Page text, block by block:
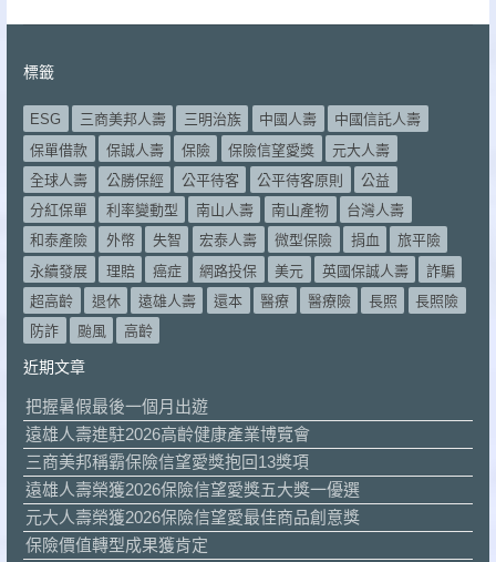
標籤
ESG 三商美邦人壽 三明治族 中國人壽
中國信託人壽
保單借款
保誠人壽 保險 保險信望愛獎
元大人壽
全球人壽
公勝保經 公平待客 公平待客原則
公益
分紅保單
利率變動型 南山人壽 南山產物
台灣人壽
和泰產險
外幣 失智 宏泰人壽 微型保險 捐血
旅平險
永續發展
理賠 癌症 網路投保 美元 英國保誠人壽
詐騙
超高齡
退休 遠雄人壽 還本 醫療 醫療險 長照
長照險
防詐
颱風 高齡
近期文章
把握暑假最後一個月出遊
遠雄人壽進駐2026高齡健康產業博覽會
三商美邦稱霸保險信望愛獎抱回13獎項
遠雄人壽榮獲2026保險信望愛獎五大獎一優選
元大人壽榮獲2026保險信望愛最佳商品創意獎
保險價值轉型成果獲肯定